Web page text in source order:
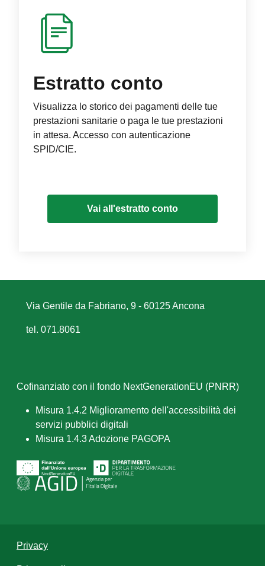
Estratto conto
Visualizza lo storico dei pagamenti delle tue
prestazioni sanitarie o paga le tue prestazioni
in attesa. Accesso con autenticazione
SPID/CIE.
Vai all'estratto conto
Via Gentile da Fabriano, 9 - 60125 Ancona
tel. 071.8061
Cofinanziato con il fondo NextGenerationEU (PNRR)
Misura 1.4.2 Miglioramento dell'accessibilità dei
servizi pubblici digitali
Misura 1.4.3 Adozione PAGOPA
Privacy